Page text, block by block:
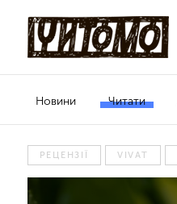
Новини Читати
РЕЦЕНЗІЇ VIVAT